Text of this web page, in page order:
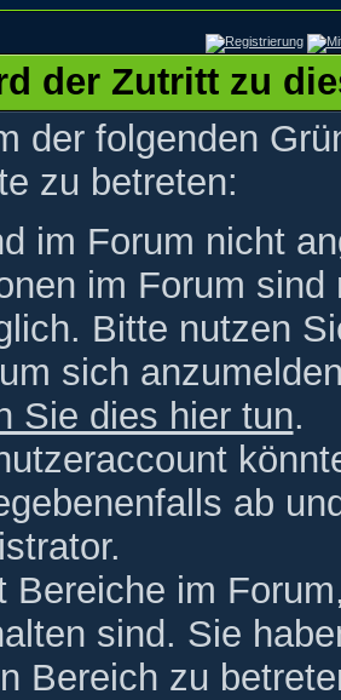
der Zutritt zu
der folgenden
zu betreten:
im Forum nicht
im Forum
Bitte nutzen
sich
Sie dies hier tun.
ab
Bereiche im
sind. Sie
Bereich zu